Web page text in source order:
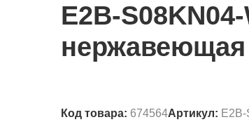
E2B-
нержавеющая
Код товара: 674564Артикул: